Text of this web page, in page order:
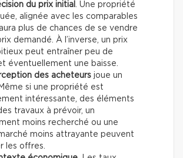
du prix initial . Une propriété
alignée avec les comparables
plus de chances de se vendre
demandé. À l’inverse, un prix
peut entraîner peu de
éventuellement une baisse.
des acheteurs joue un
si une propriété est
intéressante, des éléments
travaux à prévoir, un
moins recherché ou une
moins attrayante peuvent
les offres.